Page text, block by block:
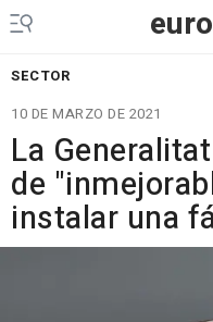
SECTOR
10 DE MARZO DE 2021
La
de
instalar una